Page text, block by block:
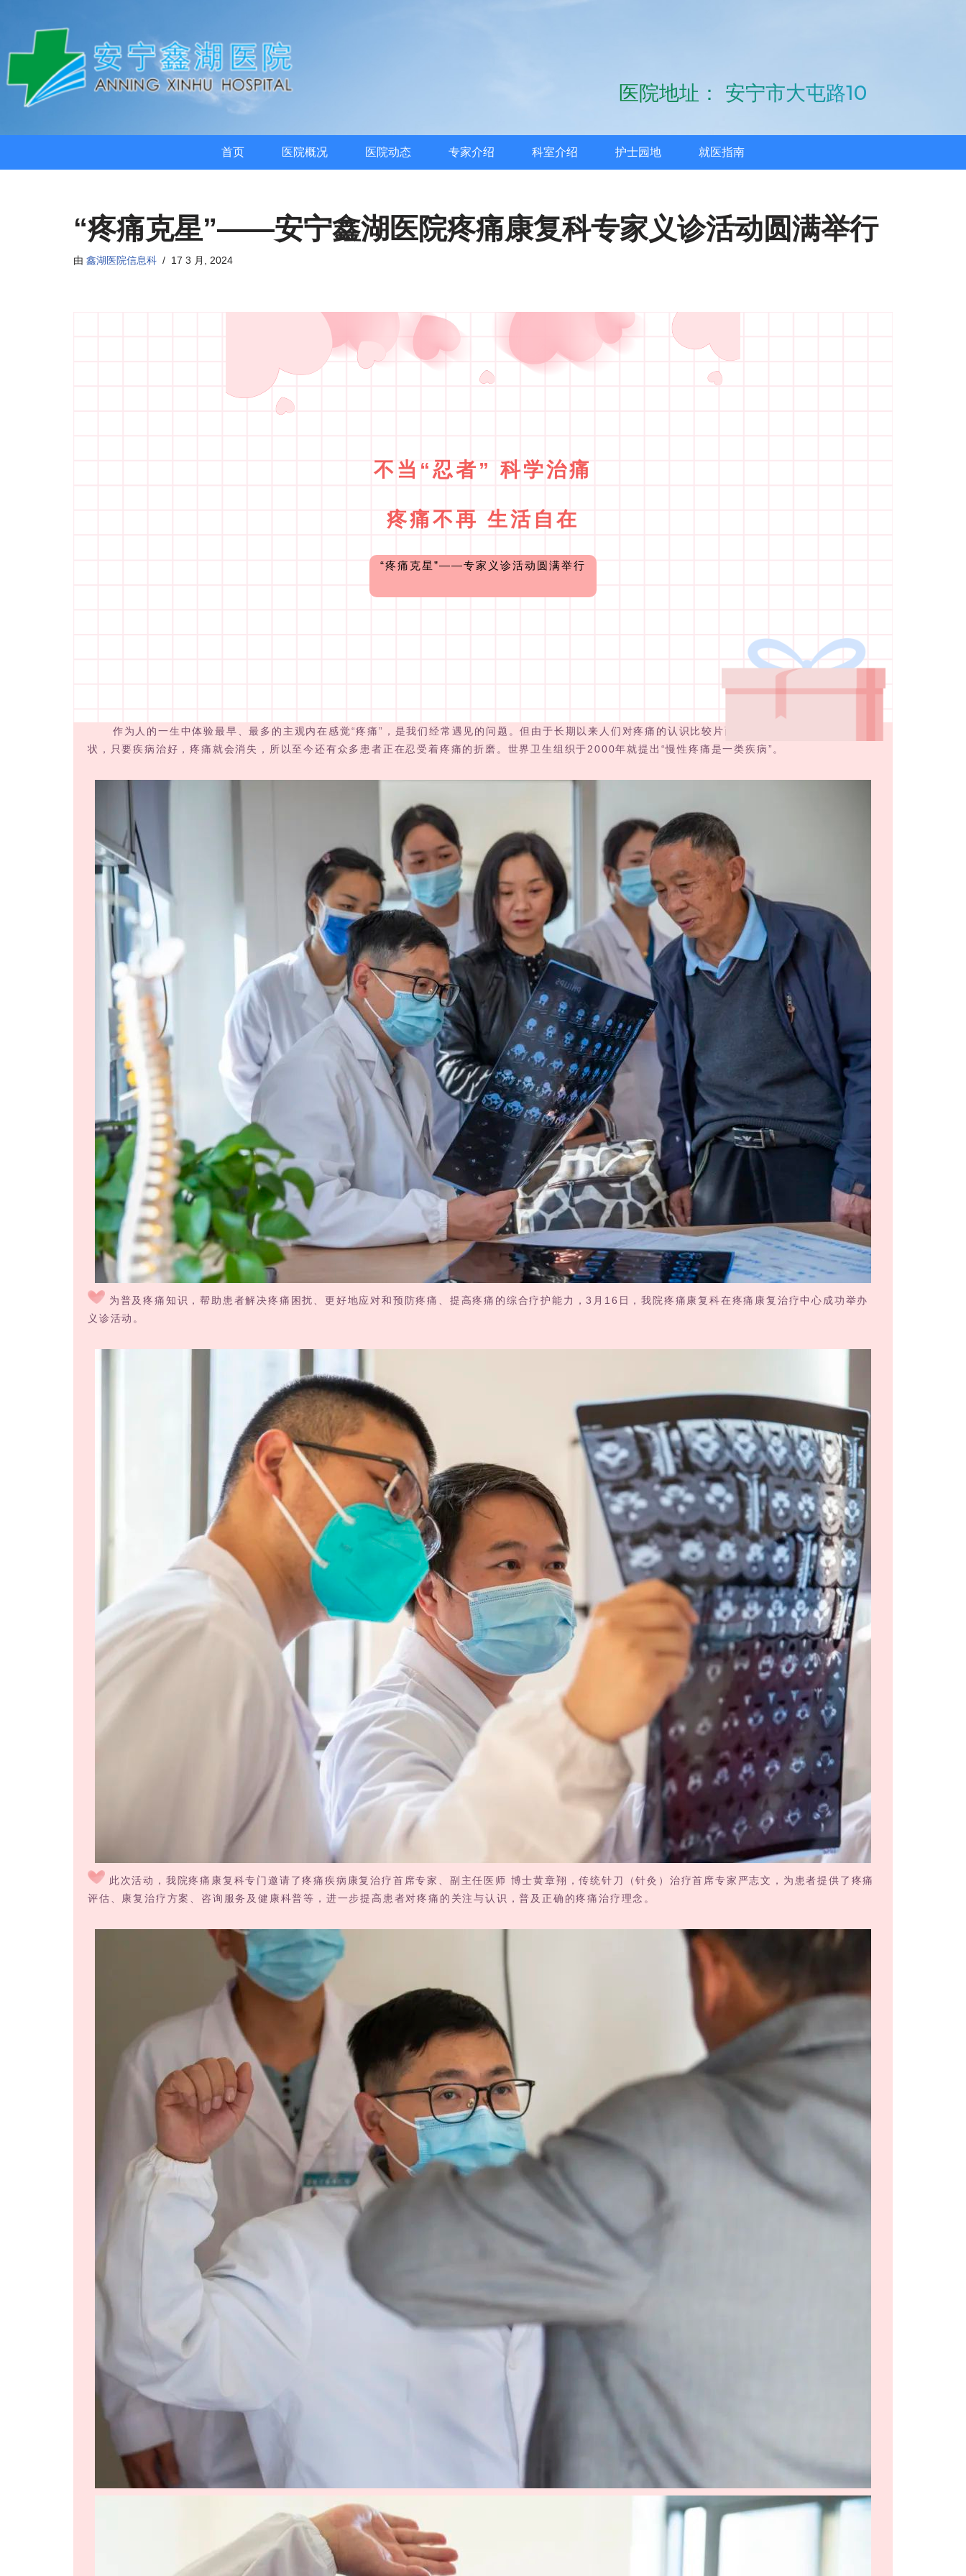
咨询
首页 医院概况 医院动态 专家介绍 科室介绍 护士园地 就医指南
“疼痛克星”——安宁鑫湖医院疼痛康复科专家义诊活动圆满举行
由 鑫湖医院信息科 17 3 月, 2024
不当“忍者” 科学治痛
疼痛不再 生活自在
“疼痛克星”——专家义诊活动圆满举行
作为人的一生中体验最早、最多的主观内在感觉“疼痛”，是我们经常遇见的问题。但由于长期以来人们对疼痛的认识比较片面，认为疼痛只是疾病的症
状，只要疾病治好，疼痛就会消失，所以至今还有众多患者正在忍受着疼痛的折磨。世界卫生组织于2000年就提出“慢性疼痛是一类疾病”。
为普及疼痛知识，帮助患者解决疼痛困扰、更好地应对和预防疼痛、提高疼痛的综合疗护能力，3月16日，我院疼痛康复科在疼痛康复治疗中心成功举办
义诊活动。
此次活动，我院疼痛康复科专门邀请了疼痛疾病康复治疗首席专家、副主任医师 博士黄章翔，传统针刀（针灸）治疗首席专家严志文，为患者提供了疼痛
评估、康复治疗方案、咨询服务及健康科普等，进一步提高患者对疼痛的关注与认识，普及正确的疼痛治疗理念。